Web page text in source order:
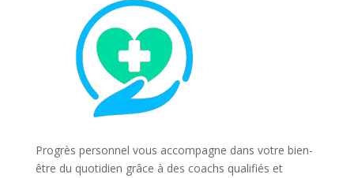
Progrès personnel vous accompagne dans votre bien-
être du quotidien grâce à des coachs qualifiés et